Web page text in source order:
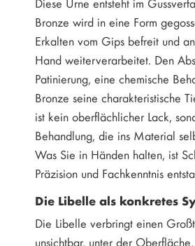
Bronze wird in eine Form
Erkalten vom Gips befreit und
Hand weiterverarbeitet. Den
Patinierung, eine chemische
Bronze seine charakteristische
ist kein oberflächlicher Lack,
Behandlung, die ins Material
Was Sie in Händen halten, ist
Präzision und Fachkenntnis
Die Libelle als konkretes
Die Libelle verbringt einen
unsichtbar, unter der